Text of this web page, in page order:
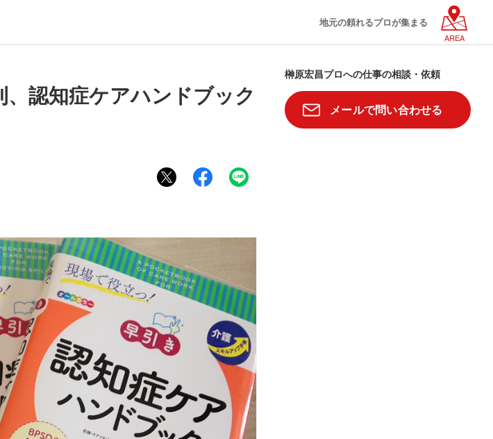
地元の頼れるプロが集まる
AREA
認知症ケアハンドブック
榊原宏昌プロへの仕事の相談・依頼
メールで問い合わせる